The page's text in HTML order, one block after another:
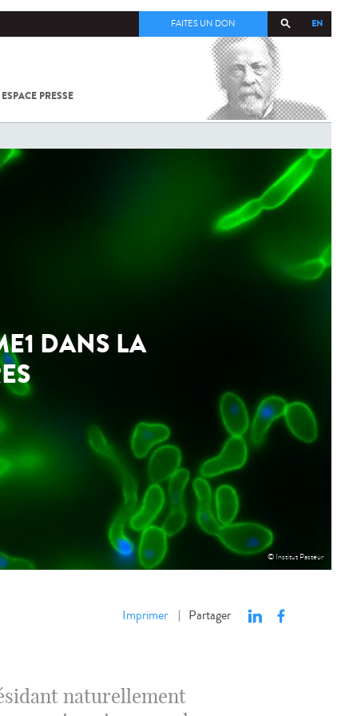
EN
FAITES UN DON
ESPACE PRESSE
COV-2 /
À
DANS LA
© Institut Pasteur
Imprimer | Partager
naturellement